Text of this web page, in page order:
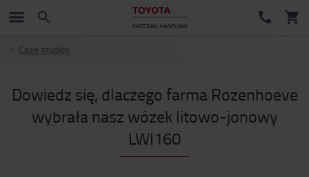
Case studies
Dowiedz się, dlaczego farma Rozenhoeve
wybrała nasz wózek litowo-jonowy
LWI160